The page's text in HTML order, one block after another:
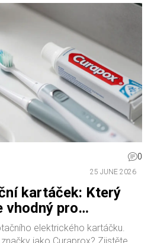
0
25 JUNE 2026
kartáček: Který
vhodný pro
elektrického kartáčku.